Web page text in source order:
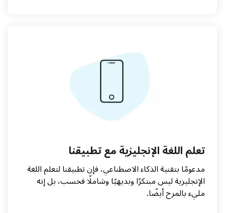
تعلم اللغة الإنجليزية مع تطبيقنا
مدعومًا بتقنية الذكاء الاصطناعي، فإن تطبيقنا لتعلم اللغة
الإنجليزية ليس مبتكرًا وبديهيًا وشاملًا فحسب، بل إنه
مليء بالمرح أيضًا.